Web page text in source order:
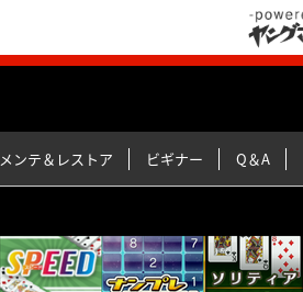
メンテ＆レストア ビギナー Q＆A